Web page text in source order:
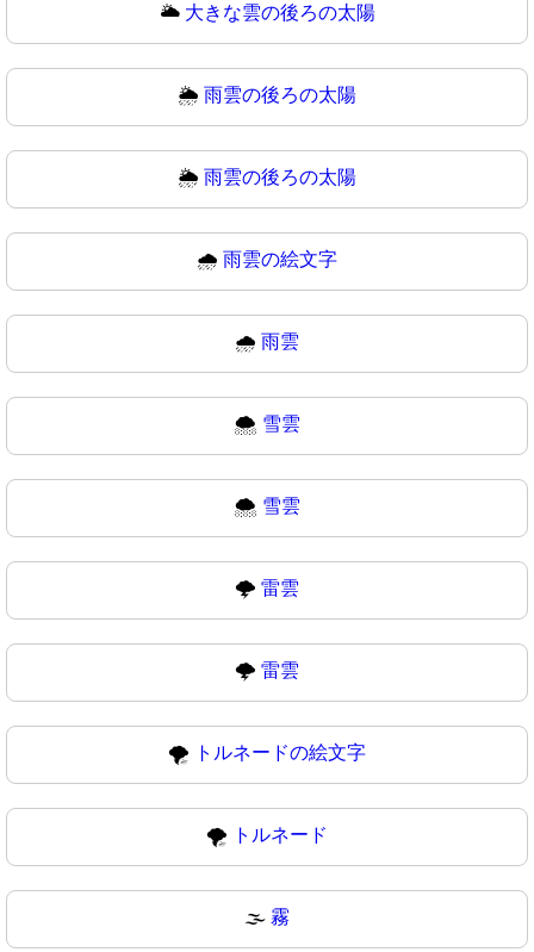
🌥 大きな雲の後ろの太陽
🌦️ 雨雲の後ろの太陽
🌦 雨雲の後ろの太陽
🌧️ 雨雲の絵文字
🌧 雨雲
🌨️ 雪雲
🌨 雪雲
🌩️ 雷雲
🌩 雷雲
🌪️ トルネードの絵文字
🌪 トルネード
🌫️ 霧